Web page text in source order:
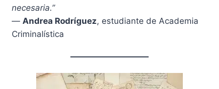
necesaria.”
— Andrea Rodríguez, estudiante de Academia
Criminalística